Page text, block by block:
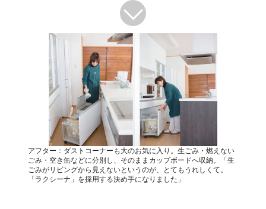
アフター：ダストコーナーも大のお気に入り。生ごみ・燃えない
ごみ・空き缶などに分別し、そのままカップボードへ収納。「生
ごみがリビングから見えないというのが、とてもうれしくて。
「ラクシーナ」を採用する決め手になりました」